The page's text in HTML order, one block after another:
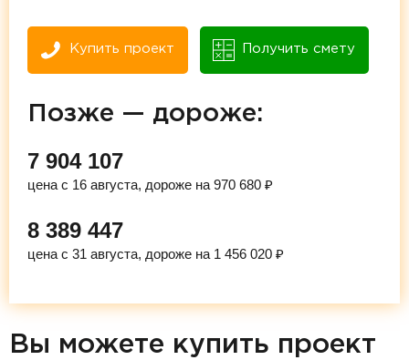
Купить проект Получить смету
Позже — дороже:
7 904 107
цена с 16 августа, дороже на 970 680 ₽
8 389 447
цена с 31 августа, дороже на 1 456 020 ₽
Вы можете купить проект